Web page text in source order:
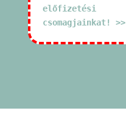
előfizetési
csomagjainkat! >>